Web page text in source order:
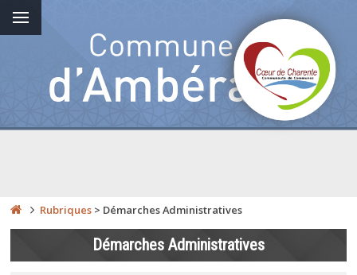
Rubriques > Démarches Administratives
Démarches Administratives